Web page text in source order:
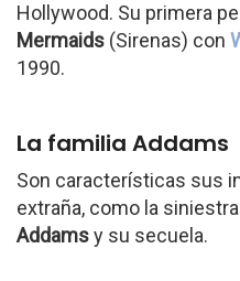
Hollywood. Su primera
Mermaids (Sirenas) con
1990.
La familia Addams
Son características sus
extraña, como la
Addamsy su secuela.